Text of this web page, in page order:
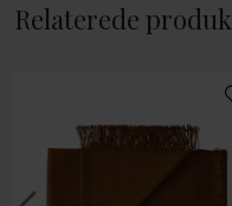
Relaterede